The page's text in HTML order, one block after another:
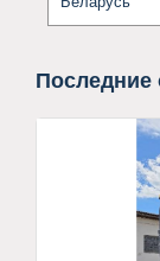
Последние